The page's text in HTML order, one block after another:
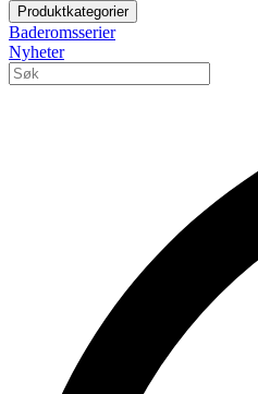
Produktkategorier
Baderomsserier
Nyheter